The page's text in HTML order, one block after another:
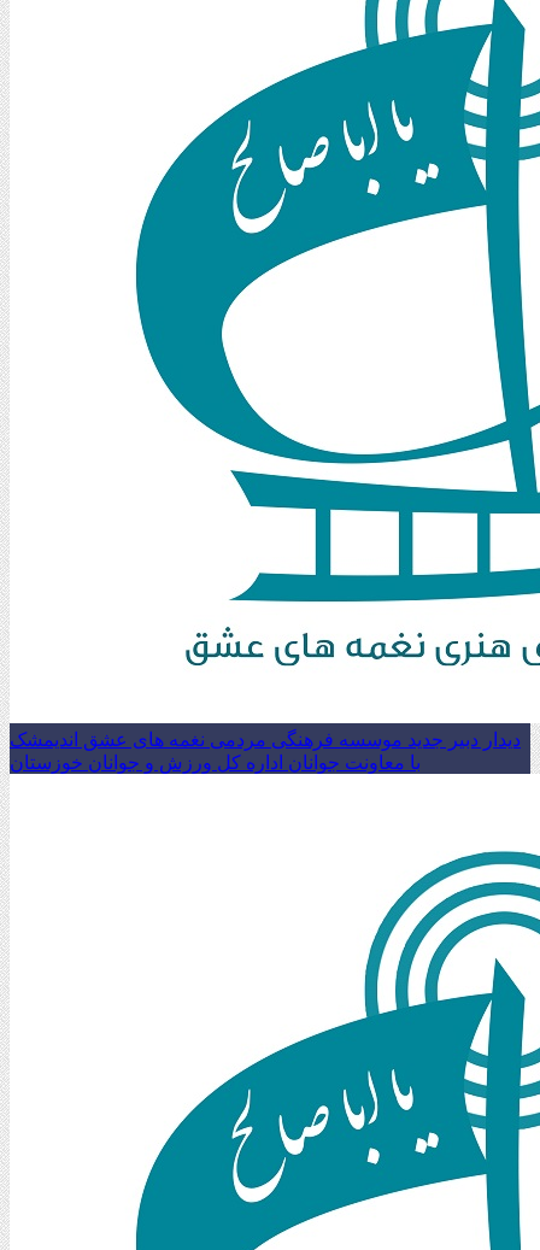
دیدار دبیر جدید موسسه فرهنگی مردمی نغمه های عشق اندیمشک
با معاونت جوانان اداره کل ورزش و جوانان خوزستان